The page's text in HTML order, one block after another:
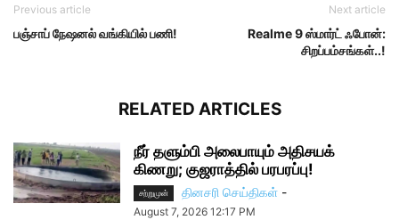
Previous article
பஞ்சாப் நேஷனல் வங்கியில் பணி!
Next article
Realme 9 ஸ்மார்ட் ஃபோன்:
சிறப்பம்சங்கள்..!
RELATED ARTICLES
நீர் தளும்பி அலைபாயும் அதிசயக்
கிணறு; குஜராத்தில் பரபரப்பு!
சற்றுமுன் தினசரி செய்திகள் -
August 7, 2026 12:17 PM